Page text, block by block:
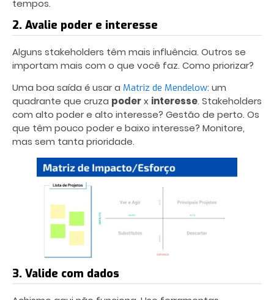
tempos.
2. Avalie poder e interesse
Alguns stakeholders têm mais influência. Outros se
importam mais com o que você faz. Como priorizar?
Uma boa saída é usar a Matriz de Mendelow: um
quadrante que cruza poderx interesse. Stakeholders
com alto poder e alto interesse? Gestão de perto. Os
que têm pouco poder e baixo interesse? Monitore,
mas sem tanta prioridade.
3. Valide com dados